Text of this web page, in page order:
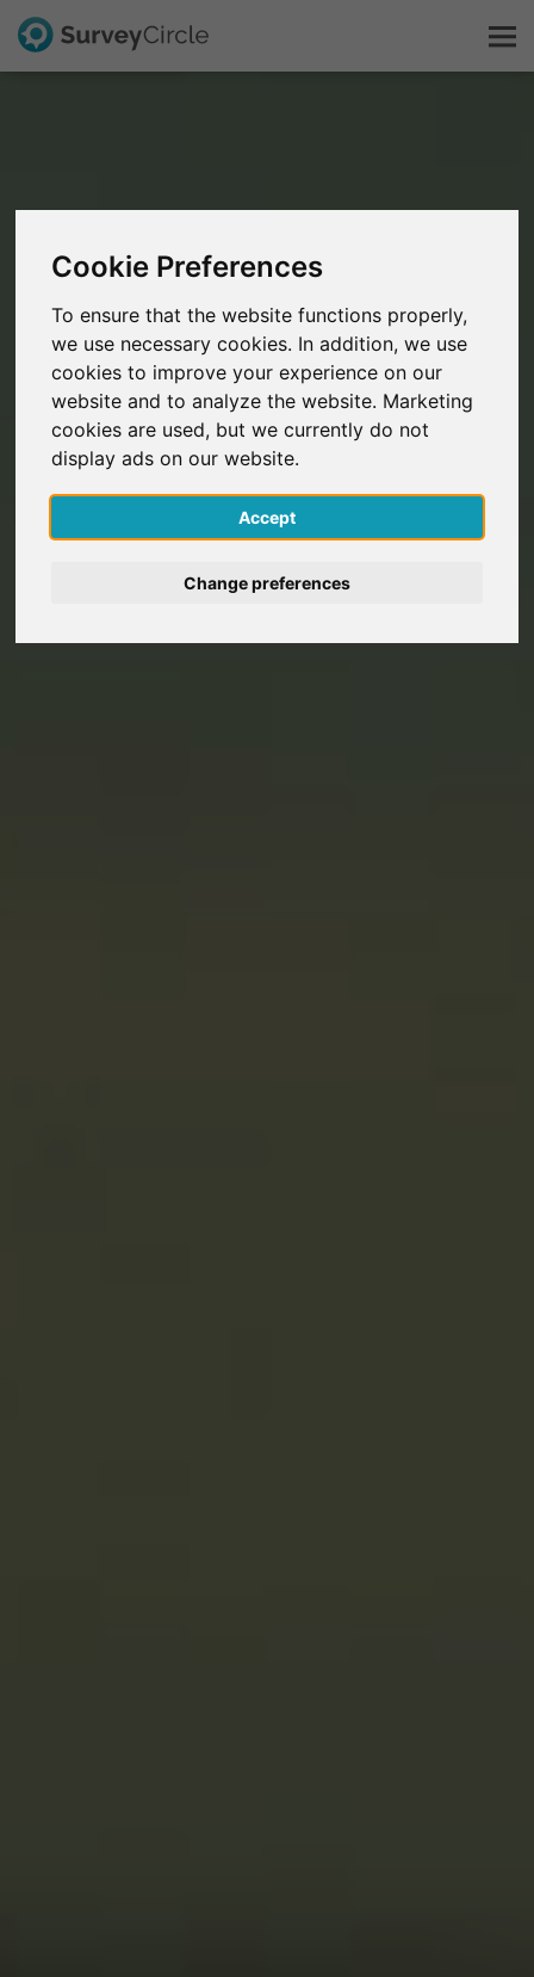
Cookie Preferences
To ensure that the website functions properly,
we use necessary cookies. In addition, we use
cookies to improve your experience on our
website and to analyze the website. Marketing
cookies are used, but we currently do not
display ads on our website.
Accept
Change preferences
Explorer la recherche
FAQ
S'inscrire gratuitement
S'inscrire
English
Deutsch
Nederlands